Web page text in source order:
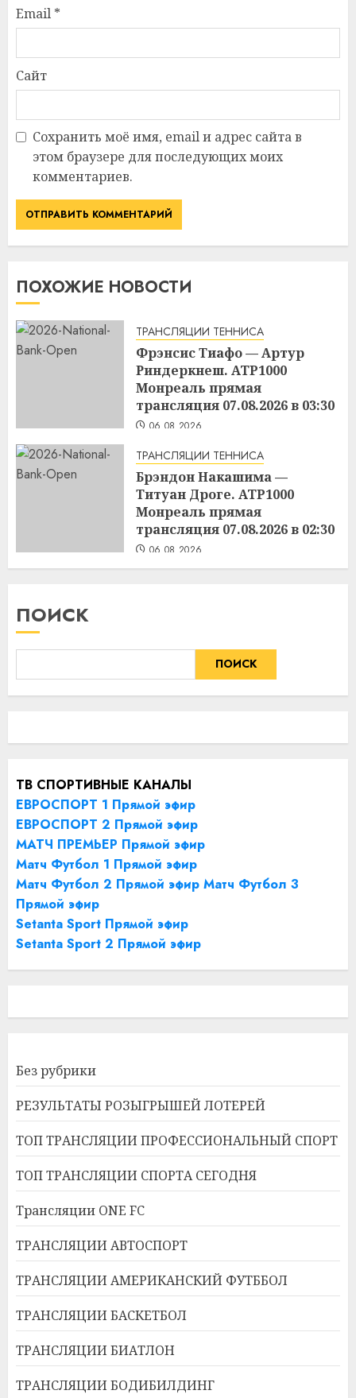
Email *
Сайт
Сохранить моё имя, email и адрес сайта в
этом браузере для последующих моих
комментариев.
ПОХОЖИЕ НОВОСТИ
ТРАНСЛЯЦИИ ТЕННИСА
Фрэнсис Тиафо — Артур
Риндеркнеш. ATP1000
Монреаль прямая
трансляция 07.08.2026 в 03:30
06.08.2026
ТРАНСЛЯЦИИ ТЕННИСА
Брэндон Накашима —
Титуан Дроге. ATP1000
Монреаль прямая
трансляция 07.08.2026 в 02:30
06.08.2026
ПОИСК
ПОИСК
ТВ СПОРТИВНЫЕ КАНАЛЫ
ЕВРОСПОРТ 1 Прямой эфир
ЕВРОСПОРТ 2 Прямой эфир
МАТЧ ПРЕМЬЕР Прямой эфир
Матч Футбол 1 Прямой эфир
Матч Футбол 2 Прямой эфир Матч Футбол 3
Прямой эфир
Setanta Sport Прямой эфир
Setanta Sport 2 Прямой эфир
Без рубрики
РЕЗУЛЬТАТЫ РОЗЫГРЫШЕЙ ЛОТЕРЕЙ
ТОП ТРАНСЛЯЦИИ ПРОФЕССИОНАЛЬНЫЙ СПОРТ
ТОП ТРАНСЛЯЦИИ СПОРТА СЕГОДНЯ
Трансляции ONE FC
ТРАНСЛЯЦИИ АВТОСПОРТ
ТРАНСЛЯЦИИ АМЕРИКАНСКИЙ ФУТББОЛ
ТРАНСЛЯЦИИ БАСКЕТБОЛ
ТРАНСЛЯЦИИ БИАТЛОН
ТРАНСЛЯЦИИ БОДИБИЛДИНГ